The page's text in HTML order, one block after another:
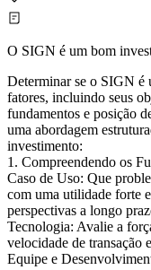
O SIGN é um bom
Determinar se o SIGN é
fatores, incluindo seus
fundamentos e posição
uma abordagem
investimento:
1. Compreendendo os
Caso de Uso: Que
com uma utilidade forte
perspectivas a longo
Tecnologia: Avalie a
velocidade de transação
Equipe e